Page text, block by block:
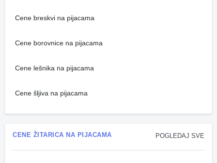
Cene breskvi na pijacama
Cene borovnice na pijacama
Cene lešnika na pijacama
Cene šljiva na pijacama
POGLEDAJ SVE
CENE ŽITARICA NA PIJACAMA